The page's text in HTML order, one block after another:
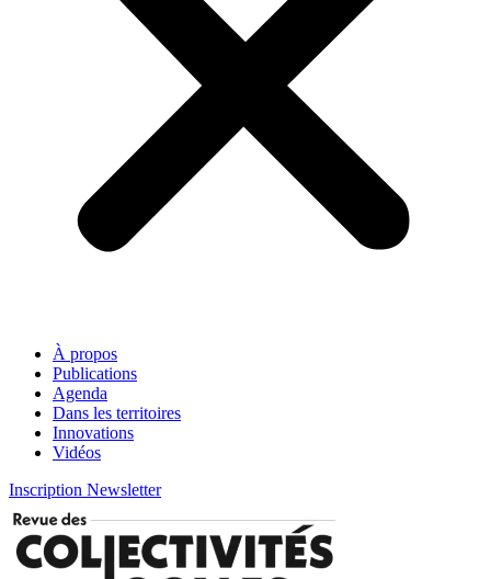
À propos
Publications
Agenda
Dans les territoires
Innovations
Vidéos
Inscription Newsletter